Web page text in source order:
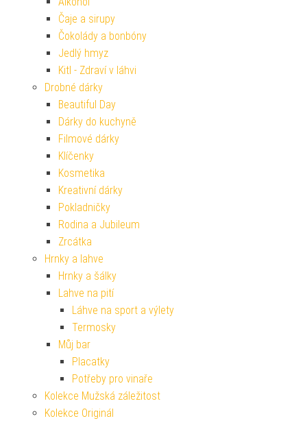
Čaje a sirupy
Čokolády a bonbóny
Jedlý hmyz
Kitl - Zdraví v láhvi
Drobné dárky
Beautiful Day
Dárky do kuchyně
Filmové dárky
Klíčenky
Kosmetika
Kreativní dárky
Pokladničky
Rodina a Jubileum
Zrcátka
Hrnky a lahve
Hrnky a šálky
Lahve na pití
Láhve na sport a výlety
Termosky
Můj bar
Placatky
Potřeby pro vinaře
Kolekce Mužská záležitost
Kolekce Originál